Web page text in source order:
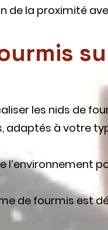
de la proximité
les nids de
adaptés à votre
l’environnement
de fourmis est